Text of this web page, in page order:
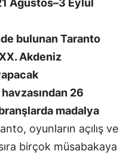
bulunan Taranto
Akdeniz
26
madalya
oyunların açılış ve
birçok müsabakaya